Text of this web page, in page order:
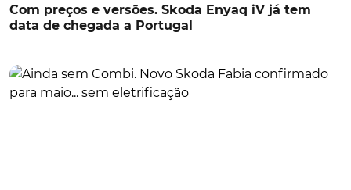
Com preços e versões. Skoda Enyaq iV já tem
data de chegada a Portugal